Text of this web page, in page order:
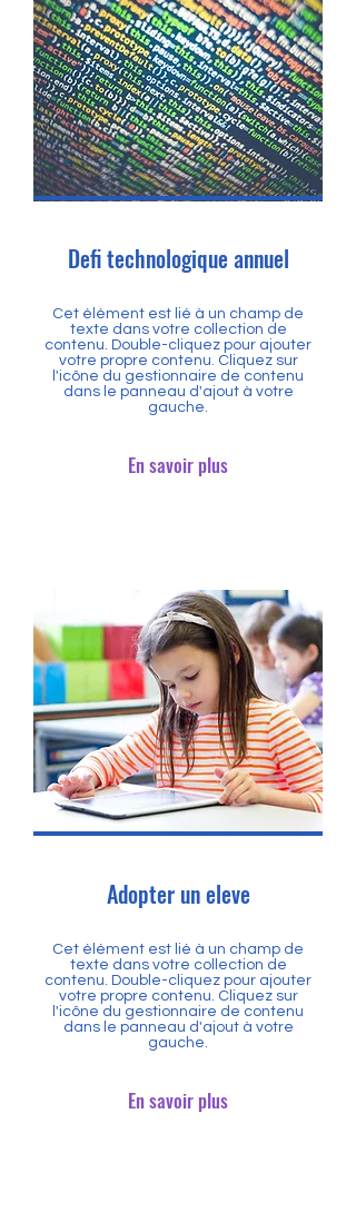
Defi technologique annuel
Cet élément est lié à un champ de
texte dans votre collection de
contenu. Double-cliquez pour ajouter
votre propre contenu. Cliquez sur
l'icône du gestionnaire de contenu
dans le panneau d'ajout à votre
gauche.
En savoir plus
Adopter un eleve
Cet élément est lié à un champ de
texte dans votre collection de
contenu. Double-cliquez pour ajouter
votre propre contenu. Cliquez sur
l'icône du gestionnaire de contenu
dans le panneau d'ajout à votre
gauche.
En savoir plus